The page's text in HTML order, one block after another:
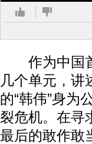
作为中国首
几个单元，讲
的“韩伟”身为
裂危机。在寻
最后的敢作敢